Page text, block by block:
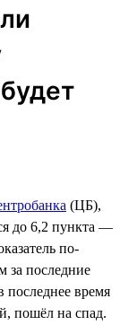
(ЦБ),
до 6,2 пункта —
по-
за последние
последнее время
пошёл на спад.